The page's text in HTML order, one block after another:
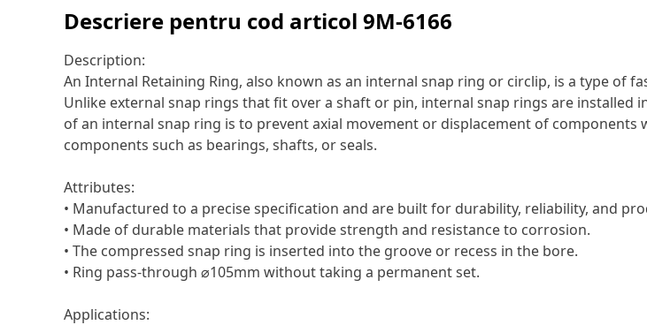
Descriere pentru cod articol 9M-6166
Description:
An Internal Retaining Ring, also known as an internal snap ring or circlip, is a type of
Unlike external snap rings that fit over a shaft or pin, internal snap rings are
of an internal snap ring is to prevent axial movement or displacement of
components such as bearings, shafts, or seals.
Attributes:
• Manufactured to a precise specification and are built for durability, reliability, and
• Made of durable materials that provide strength and resistance to corrosion.
• The compressed snap ring is inserted into the groove or recess in the bore.
• Ring pass-through ⌀105mm without taking a permanent set.
Applications: